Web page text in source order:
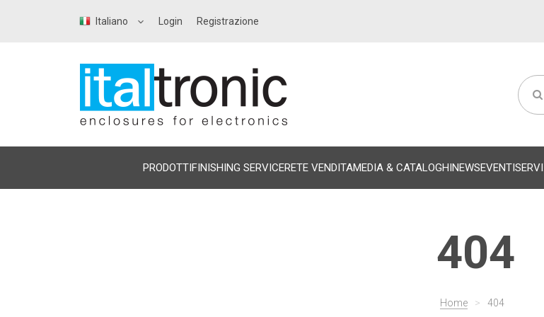
Italiano Login Registrazione
PRODOTTIFINISHING SERVICERETE VENDITAMEDIA & CATALOGHINEWSEVENTI
404
Home > 404